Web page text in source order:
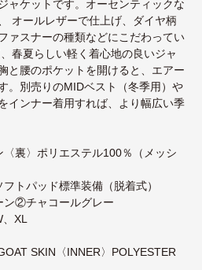
ャケットです。オーセンティックな
オールレザーで仕上げ、ダイヤ柄
ァスナーの種類などにこだわってい
春夏らしい軽く着心地の良いジャ
と腰のポケットを開けると、エアー
。別売りのMIDベスト（冬季用）や
インナー着用すれば、より幅広い季
裏〉ポリエステル100％（メッシ
トパッド標準装備（脱着式）
②チャコールグレー
XL
SKIN〈INNER〉POLYESTER